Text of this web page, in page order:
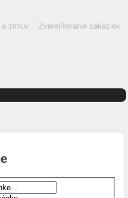
a zmlúv Zverejňovanie zákaziek